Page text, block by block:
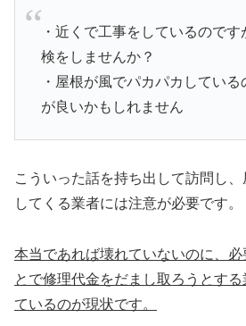
・近くで工事をしているので
検をしませんか？
・屋根が風でパカパカしてい
が良いかもしれません
こういった話を持ち出して訪問し
してくる業者には注意が必要です。
本当であれば壊れていないのに、必
とで修理代金をだまし取ろうとす
ているのが現状です。